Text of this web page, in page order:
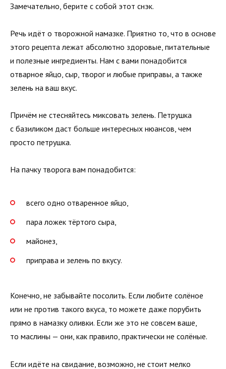
Замечательно, берите с собой этот снэк.
Речь идёт о творожной намазке. Приятно то, что в основе
этого рецепта лежат абсолютно здоровые, питательные
и полезные ингредиенты. Нам с вами понадобится
отварное яйцо, сыр, творог и любые приправы, а также
зелень на ваш вкус.
Причём не стесняйтесь миксовать зелень. Петрушка
с базиликом даст больше интересных нюансов, чем
просто петрушка.
На пачку творога вам понадобится:
всего одно отваренное яйцо,
пара ложек тёртого сыра,
майонез,
приправа и зелень по вкусу.
Конечно, не забывайте посолить. Если любите солёное
или не против такого вкуса, то можете даже порубить
прямо в намазку оливки. Если же это не совсем ваше,
то маслины — они, как правило, практически не солёные.
Если идёте на свидание, возможно, не стоит мелко